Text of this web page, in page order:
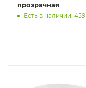
прозрачная
Есть в наличии: 459